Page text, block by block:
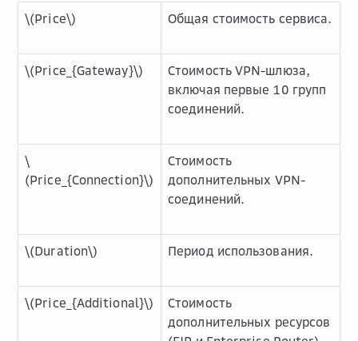
\(Price\) Общая стоимость сервиса.
\(Price_{Gateway}\)
Стоимость VPN-шлюза,
включая первые 10 групп
соединений.
\
(Price_{Connection}\)
Стоимость
дополнительных VPN-
соединений.
\(Duration\) Период использования.
\(Price_{Additional}\)
Стоимость
дополнительных ресурсов